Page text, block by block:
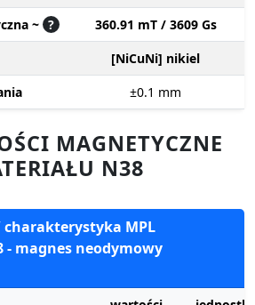
~ ?
360.91 mT / 3609 Gs
[NiCuNi] nikiel
±0.1 mm
MAGNETYCZNE
N38
charakterystyka MPL
- magnes neodymowy